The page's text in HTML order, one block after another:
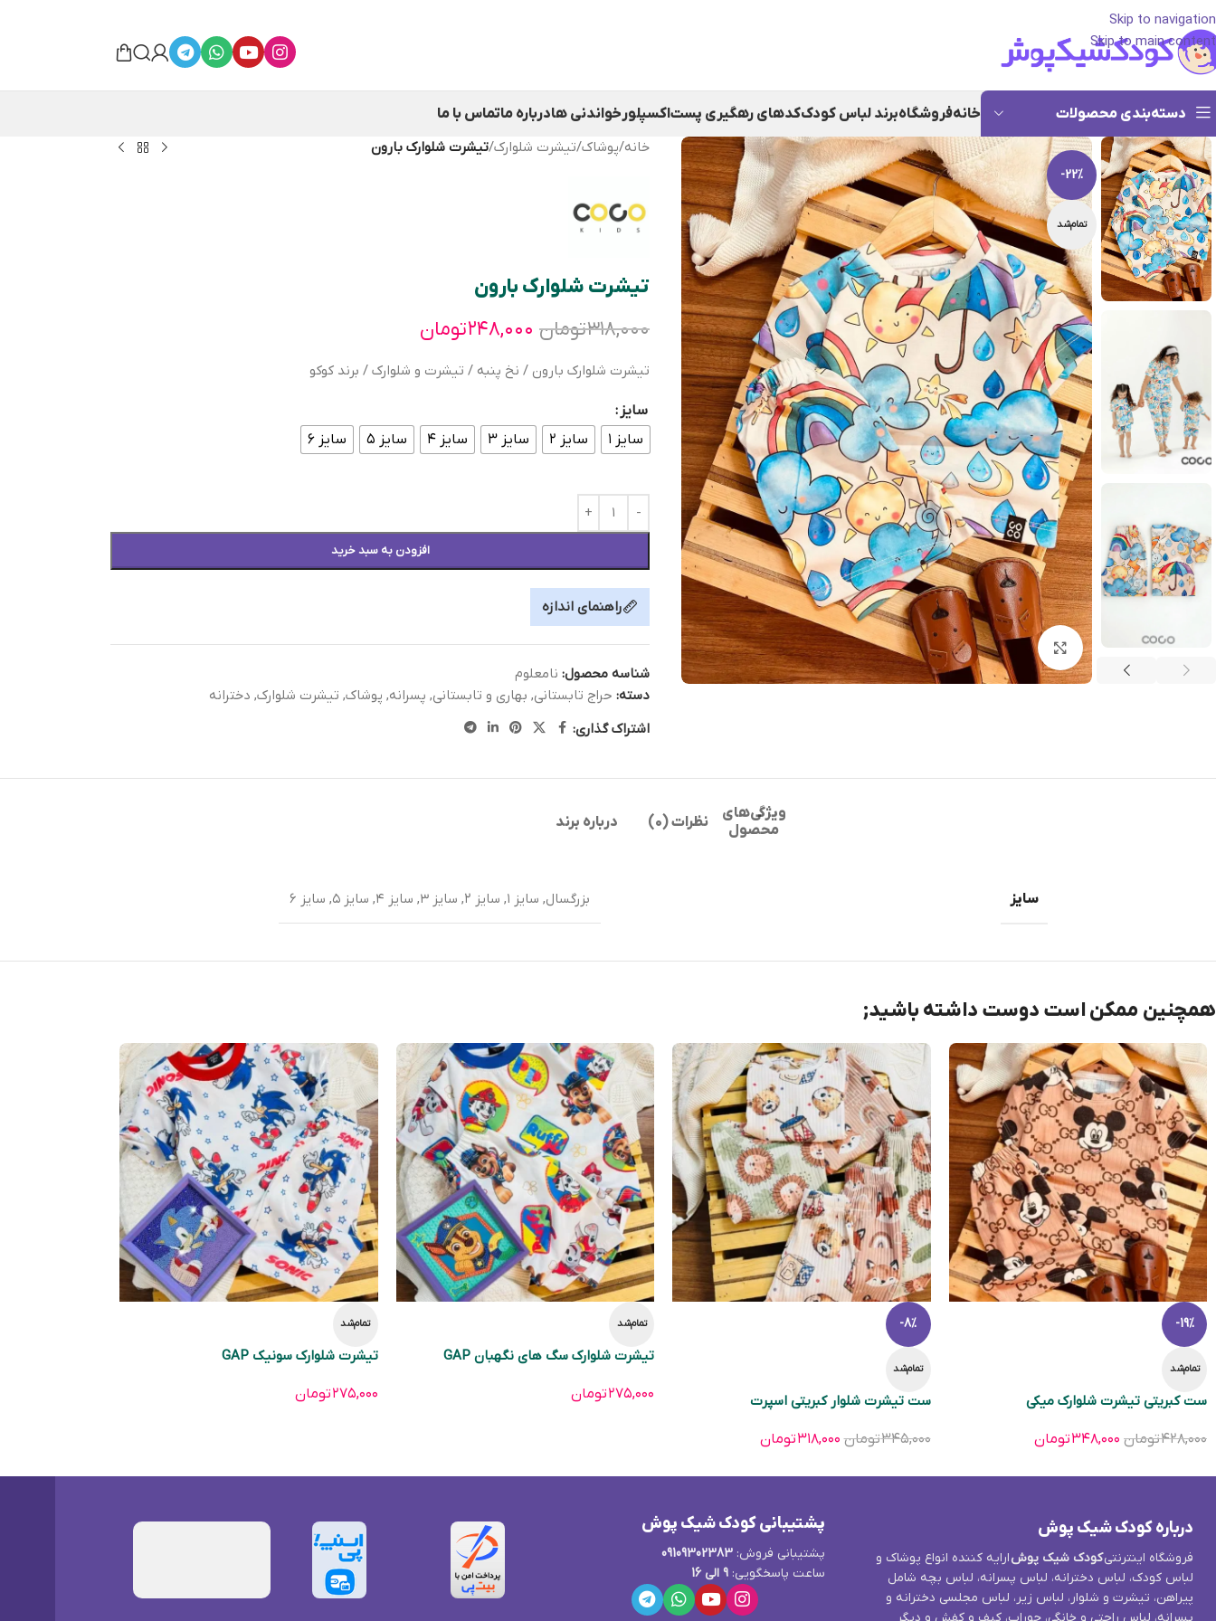
Skip to navigation
Skip to main content
دسته‌بندی محصولات خانهفروشگاهبرند لباس کودککدهای رهگیری پستاکسپلورخواندنی هادرباره ماتماس با ما
-22%
تمام‌شد
بزرگنمایی تصویر
خانه/پوشاک/تیشرت شلوارک/تیشرت شلوارک بارون
تیشرت شلوارک بارون
۳۱۸,۰۰۰تومان ۲۴۸,۰۰۰تومان
تیشرت شلوارک بارون / نخ پنبه / تیشرت و شلوارک / برند کوکو
سایز
سایز ۱
سایز ۲ سایز ۳ سایز ۴ سایز ۵ سایز ۶
افزودن به سبد خرید
راهنمای اندازه
شناسه محصول: نامعلوم
دسته: حراج تابستانی, بهاری و تابستانی, پسرانه, پوشاک, تیشرت شلوارک, دخترانه
اشتراک گذاری:
ویژگی‌های
محصول
نظرات (0) درباره برند
سایز بزرگسال, سایز ۱ , سایز ۲ , سایز ۳ , سایز ۴ , سایز ۵ , سایز ۶
همچنین ممکن است دوست داشته باشید;
-19%
تمام‌شد
ست کبریتی تیشرت شلوارک میکی
۴۲۸,۰۰۰تومان ۳۴۸,۰۰۰تومان
-8%
تمام‌شد
ست تیشرت شلوار کبریتی اسپرت
۳۴۵,۰۰۰تومان ۳۱۸,۰۰۰تومان
تمام‌شد
تیشرت شلوارک سگ های نگهبان GAP
۲۷۵,۰۰۰تومان
تمام‌شد
تیشرت شلوارک سونیک GAP
۲۷۵,۰۰۰تومان
درباره کودک شیک پوش
فروشگاه اینترنتیکودک شیک پوشارایه کننده انواع پوشاک و
لباس کودک، لباس دخترانه، لباس پسرانه، لباس بچه شامل
پیراهن، تیشرت و شلوار، لباس زیر، لباس مجلسی دخترانه و
پسرانه، لباس راحتی و خانگی، جوراب، کیف و کفش و دیگر
پشتیبانی کودک شیک پوش
پشتیبانی فروش:09109302383
ساعت پاسخگویی:9 الی 16